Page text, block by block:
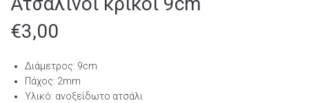
€3,00
Διάμετρος: 9cm
Πάχος: 2mm
Υλικό: ανοξείδωτο ατσάλι